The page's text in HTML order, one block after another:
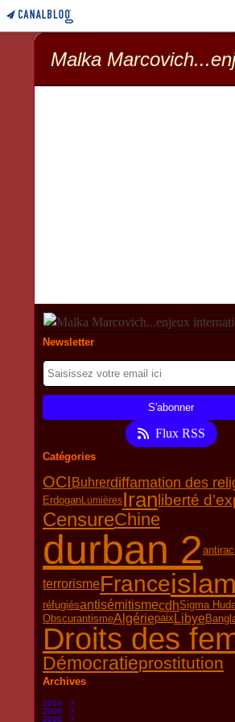
Malka
Newsletter
Flux RSS
Catégories
OCI Buhrerdiffamation des
ErdoganLumièresIranliberté
CensureChine
durban 2
terrorismeFrance
réfugiésantisémitismecdhSigma
ObscurantismeAlgériepaix Libye
Droits des
Démocratieprostitution
Archives
2010
Mars
2009
Novembre
2008